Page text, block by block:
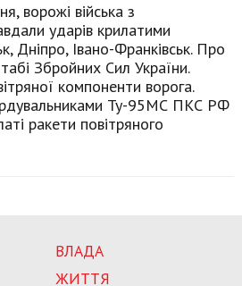
ворожі війська з
ударів крилатими
Дніпро, Івано-Франківськ. Про
Збройних Сил України.
компоненти ворога.
Ту-95МС ПКС РФ
ракети повітряного
ВЛАДА
ЖИТТЯ